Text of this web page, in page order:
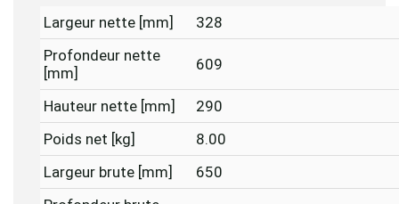
Largeur nette [mm]
328
Profondeur nette
[mm]
609
Hauteur nette [mm]
290
Poids net [kg]
8.00
Largeur brute [mm]
650